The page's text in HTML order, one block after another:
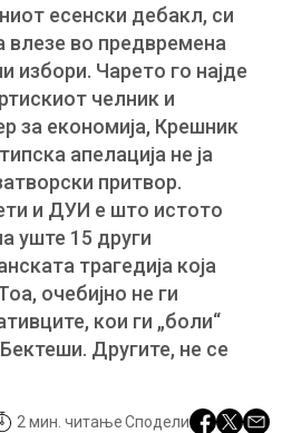
есенски дебакл, си
влезе во предвремена
избори. Чарето го најде
челник и
за економија, Крешник
апелација не ја
притвор.
и ДУИ е што истото
уште 15 други
трагедија која
очебијно не ги
кои ги „боли“
Другите, не се
2 мин. читањеСподели